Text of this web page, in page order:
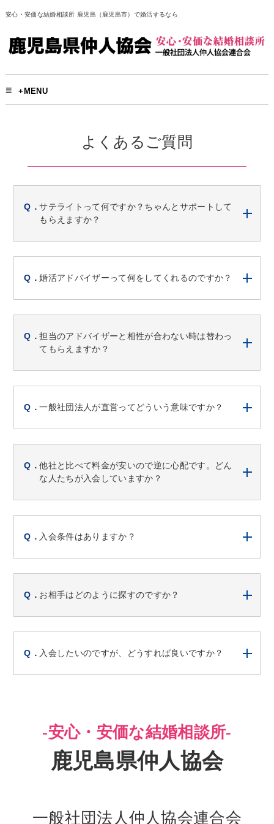
安心・安価な結婚相談所 鹿児島（鹿児島市）で婚活するなら
+MENU
よくあるご質問
サテライトって何ですか？ちゃんとサポートして
もらえますか？
婚活アドバイザーって何をしてくれるのですか？
担当のアドバイザーと相性が合わない時は替わっ
てもらえますか？
一般社団法人が直営ってどういう意味ですか？
他社と比べて料金が安いので逆に心配です。どん
な人たちが入会していますか？
入会条件はありますか？
お相手はどのように探すのですか？
入会したいのですが、どうすれば良いですか？
-安心・安価な結婚相談所-
鹿児島県仲人協会
一般社団法人仲人協会連合会